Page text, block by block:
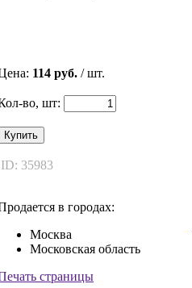
114 руб. / шт.
во, шт:
Купить
ID: 35983
в городах:
Москва
Московская область
страницы